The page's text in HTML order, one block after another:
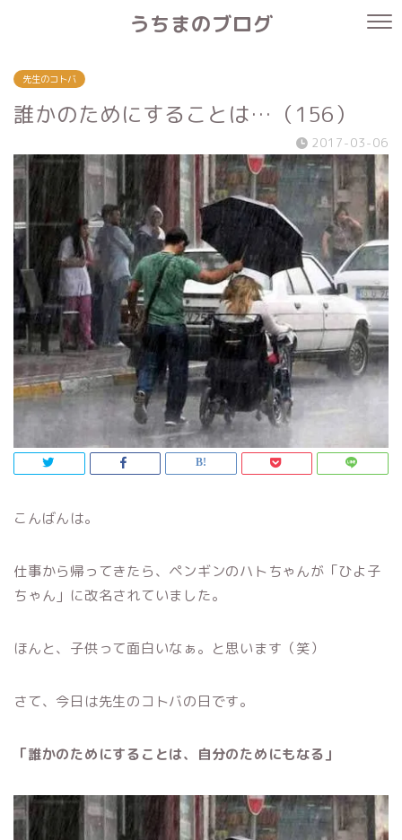
うちまのブログ
先生のコトバ
誰かのためにすることは…（156）
2017-03-06
こんばんは。
仕事から帰ってきたら、ペンギンのハトちゃんが「ひよ子
ちゃん」に改名されていました。
ほんと、子供って面白いなぁ。と思います（笑）
さて、今日は先生のコトバの日です。
「誰かのためにすることは、自分のためにもなる」